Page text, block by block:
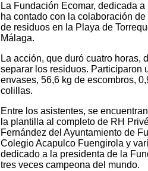
La Fundación Ecomar, dedicada
ha contado con la colaboración
de residuos en la Playa de
Málaga.
La acción, que duró cuatro horas,
separar los residuos. Participaron
envases, 56,6 kg de escombros,
colillas.
Entre los asistentes, se
la plantilla al completo de RH
Fernández del Ayuntamiento de
Colegio Acapulco Fuengirola y
dedicado a la presidenta de la
tres veces campeona del mundo.